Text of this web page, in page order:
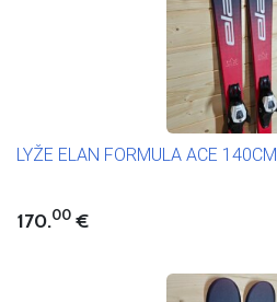
LYŽE ELAN FORMULA ACE 140CM
170.00 €